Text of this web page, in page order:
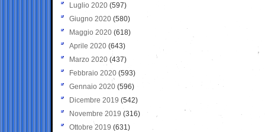
Luglio 2020 (597)
Giugno 2020 (580)
Maggio 2020 (618)
Aprile 2020 (643)
Marzo 2020 (437)
Febbraio 2020 (593)
Gennaio 2020 (596)
Dicembre 2019 (542)
Novembre 2019 (316)
Ottobre 2019 (631)